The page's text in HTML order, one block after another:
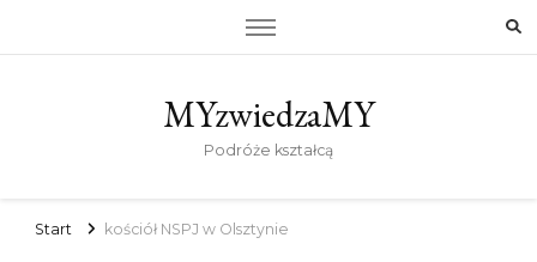
MYzwiedzaMY
Podróże kształcą
Start kościół NSPJ w Olsztynie